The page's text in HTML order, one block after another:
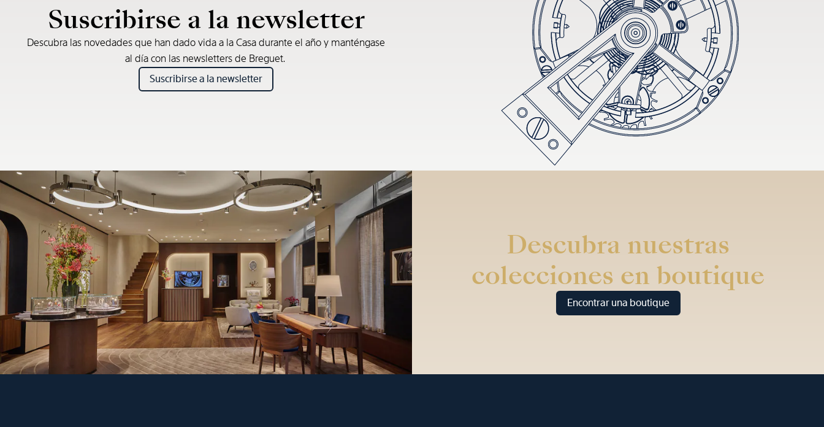
Suscribirse a la newsletter
Descubra las novedades que han dado vida a la Casa durante el año y manténgase
al día con las newsletters de Breguet.
Suscribirse a la newsletter
Descubra nuestras
colecciones en boutique
Encontrar una boutique